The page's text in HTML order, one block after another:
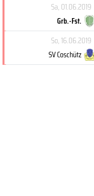
Sa, 01.06.2019
Grb.-Fst.
So, 16.06.2019
SV Coschütz